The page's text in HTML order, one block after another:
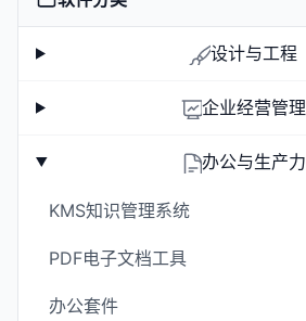
设计与工程
企业经营管理
办公与生产力
KMS知识管理系统
PDF电子文档工具
办公套件